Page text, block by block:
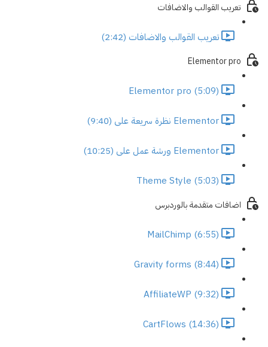
تعريب القوالب والاضافات
تعريب القوالب والاضافات (2:42)
Elementor pro
Elementor pro (5:09)
Elementor نظرة سريعة على (9:40)
Elementor ورشة عمل على (10:25)
Theme Style (5:03)
اضافات متقدمة بالوردبرس
MailChimp (6:55)
Gravity forms (8:44)
AffiliateWP (9:32)
CartFlows (14:36)